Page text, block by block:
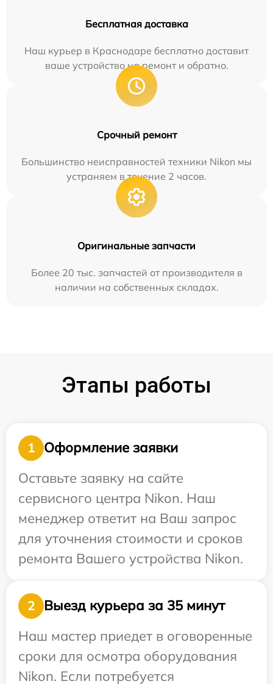
Бесплатная доставка
Наш курьер в Краснодаре бесплатно доставит
ваше устройство на ремонт и обратно.
Срочный ремонт
Большинство неисправностей техники Nikon мы
устраняем в течение 2 часов.
Оригинальные запчасти
Более 20 тыс. запчастей от производителя в
наличии на собственных складах.
Этапы работы
1
Оформление заявки
Оставьте заявку на сайте
сервисного центра Nikon. Наш
менеджер ответит на Ваш запрос
для уточнения стоимости и сроков
ремонта Вашего устройства Nikon.
2
Выезд курьера за 35 минут
Наш мастер приедет в оговоренные
сроки для осмотра оборудования
Nikon. Если потребуется